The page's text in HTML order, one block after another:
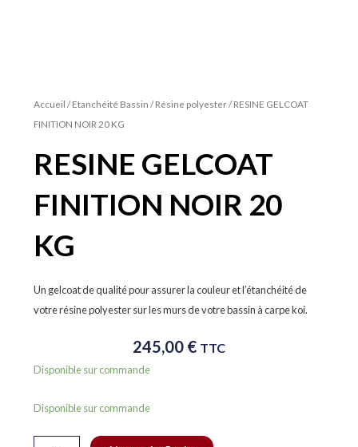
Accueil /Etanchéité Bassin /Résine polyester/ RESINE GELCOAT
FINITION NOIR 20 KG
RESINE GELCOAT
FINITION NOIR 20
KG
Un gelcoat de qualité pour assurer la couleur et l’étanchéité de
votre résine polyester sur les murs de votre bassin à carpe koi.
245,00 € TTC
Disponible sur commande
Disponible sur commande
quantité
RESINE